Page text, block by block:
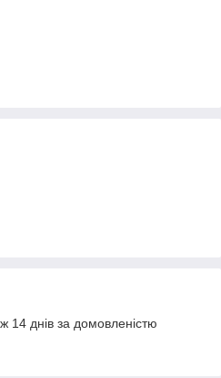
14 днів за домовленістю